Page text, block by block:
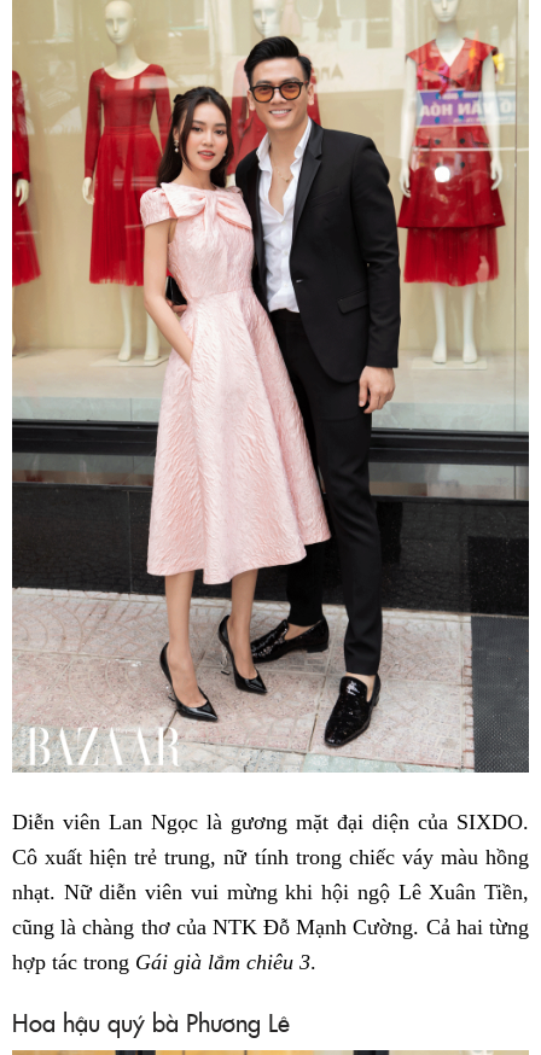
Diễn viên Lan Ngọc là gương mặt đại diện của SIXDO.
Cô xuất hiện trẻ trung, nữ tính trong chiếc váy màu hồng
nhạt. Nữ diễn viên vui mừng khi hội ngộ Lê Xuân Tiền,
cũng là chàng thơ của NTK Đỗ Mạnh Cường. Cả hai từng
hợp tác trong Gái già lắm chiêu 3.
Hoa hậu quý bà Phương Lê